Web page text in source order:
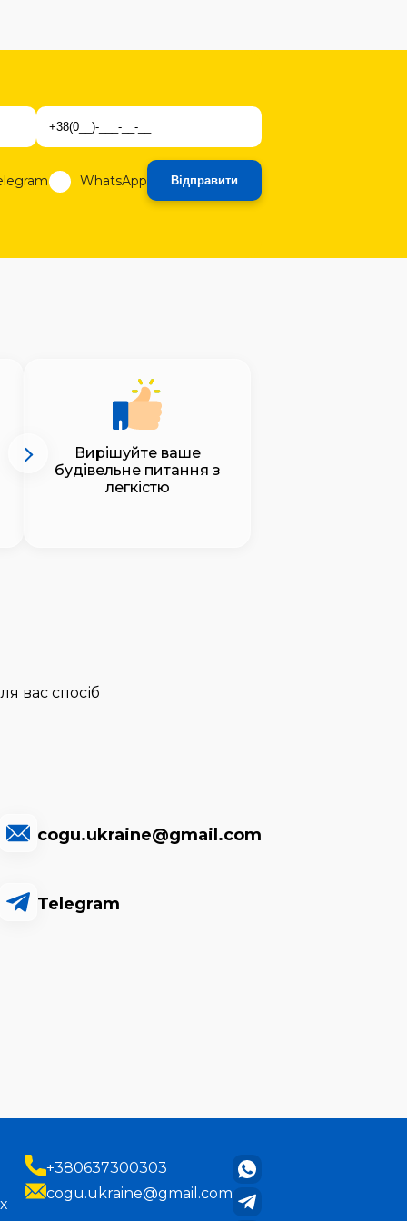
WhatsApp Відправити
Вирішуйте ваше
будівельне питання з
легкістю
вас спосіб
cogu.ukraine@gmail.com
Telegram
+380637300303
cogu.ukraine@gmail.com